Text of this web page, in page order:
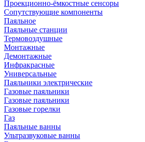
Проекционно-ёмкостные сенсоры
Сопутствующие компоненты
Паяльное
Паяльные станции
Термовоздушные
Монтажные
Демонтажные
Инфракрасные
Универсальные
Паяльники электрические
Газовые паяльники
Газовые паяльники
Газовые горелки
Газ
Паяльные ванны
Ультразвуковые ванны